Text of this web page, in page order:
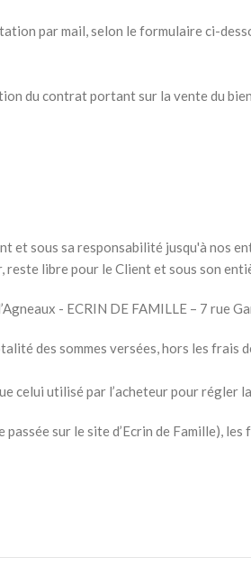
par mail, selon le formulaire ci-
du contrat portant sur la vente du
sous sa responsabilité jusqu'à nos
libre pour le Client et sous son
- ECRIN DE FAMILLE – 7 rue
des sommes versées, hors les
celui utilisé par l’acheteur pour régler
passée sur le site d’Ecrin de Famille),